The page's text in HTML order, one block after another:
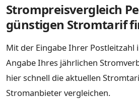
Strompreisvergleich
günstigen Stromtarif
Mit der Eingabe Ihrer Postleitzahl
Angabe Ihres jährlichen
hier schnell die aktuellen
Stromanbieter vergleichen.